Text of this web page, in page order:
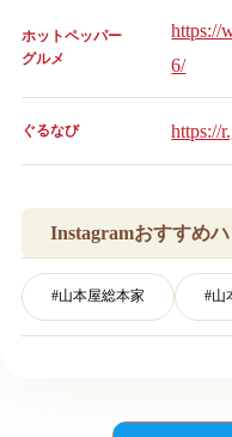
ホットペッパー
グルメ
https://
6/
ぐるなび https://
Instagramおすすめ
#山本屋総本家 #山